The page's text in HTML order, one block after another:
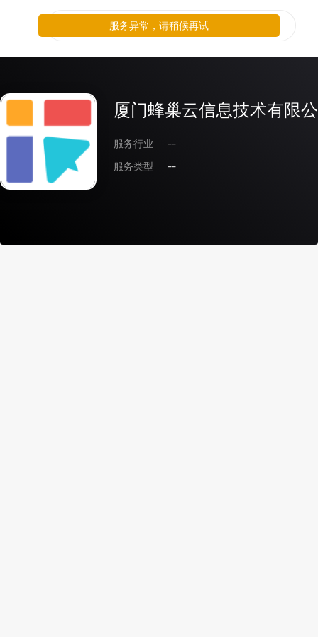
厦门蜂巢云信息技术有限
服务行业
--
服务类型
--
服务异常，请稍候再试